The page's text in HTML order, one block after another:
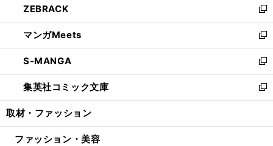
く
で
開
く
ド
ウ
で
開
く
ィ
ン
ド
ウ
で
開
く
い
ウ
ィ
ン
ド
ウ
で
開
ZEBRACK
新
し
い
ウ
ィ
ン
ド
ウ
開
マンガMeets
新
し
い
ウ
ィ
ン
ウ
S-MANGA
新
し
い
ウ
ン
集英社コミック文庫
新
し
ウ
取材・ファッション
ファッション・美容